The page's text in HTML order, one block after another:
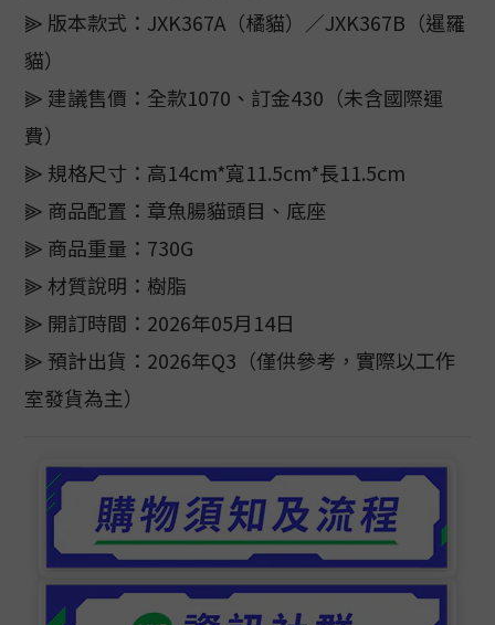
⫸ 版本款式：JXK367A（橘貓）／JXK367B（暹羅
貓）
⫸ 建議售價：全款1070、訂金430（未含國際運
費）
⫸ 規格尺寸：高14cm*寬11.5cm*長11.5cm
⫸ 商品配置：章魚腸貓頭目、底座
⫸ 商品重量：730G
⫸ 材質說明：樹脂
⫸ 開訂時間：2026年05月14日
⫸ 預計出貨：2026年Q3（僅供參考，實際以工作
室發貨為主）